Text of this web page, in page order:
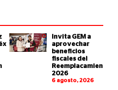
Invita GEM a
aprovechar
beneficios
fiscales del
Reemplacamiento
2026
6 agosto, 2026